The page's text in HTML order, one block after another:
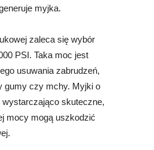
myjka.
zaleca się wybór
PSI. Taka moc jest
usuwania zabrudzeń,
gumy czy mchy. Myjki o
skuteczne,
mocy mogą uszkodzić